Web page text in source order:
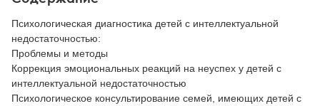
Психологическая диагностика детей с интеллектуальной
недостаточностью:
Проблемы и методы
Коррекция эмоциональных реакций на неуспех у детей с
интеллектуальной недостаточностью
Психологическое консультирование семей, имеющих детей с